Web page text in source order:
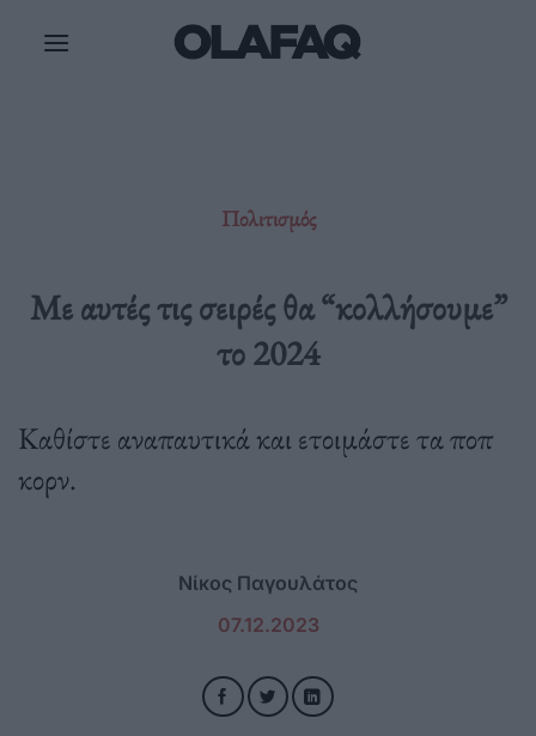
Πολιτισμός
Με αυτές τις σειρές θα “κολλήσουμε”
το 2024
Καθίστε αναπαυτικά και ετοιμάστε τα ποπ
κορν.
Νίκος Παγουλάτος
07.12.2023